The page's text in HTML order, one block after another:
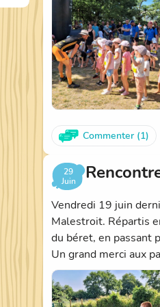
Commenter (1)
29
Juin
Vendredi 19 juin
Malestroit. Répartis
du béret, en passant
Un grand merci aux